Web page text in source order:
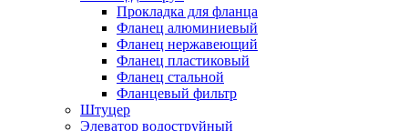
Прокладка для фланца
Фланец алюминиевый
Фланец нержавеющий
Фланец пластиковый
Фланец стальной
Фланцевый фильтр
Штуцер
Элеватор водоструйный